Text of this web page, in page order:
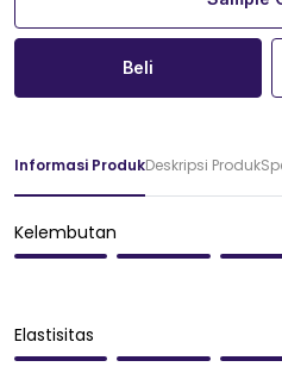
Beli
Informasi ProdukDeskripsi Produk
Kelembutan
Elastisitas